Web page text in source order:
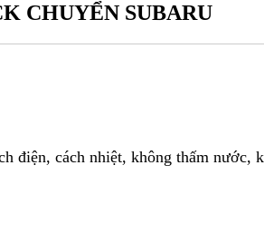
CHUYỂN SUBARU
điện, cách nhiệt, không thấm